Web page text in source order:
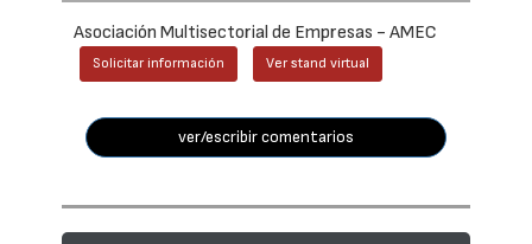
Asociación Multisectorial de Empresas - AMEC
Solicitar información Ver stand virtual
ver/escribir comentarios